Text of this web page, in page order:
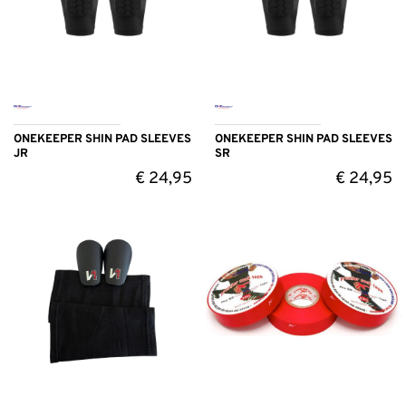
ONEKEEPER SHIN PAD SLEEVES
JR
€24,95
ONEKEEPER SHIN PAD SLEEVES
SR
€ 24,95